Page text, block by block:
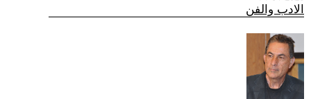
الادب والفن